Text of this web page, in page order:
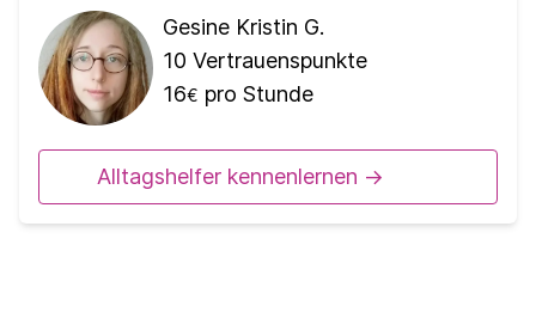
Gesine Kristin G.
10 Vertrauenspunkte
16€ pro Stunde
Alltagshelfer kennenlernen ->